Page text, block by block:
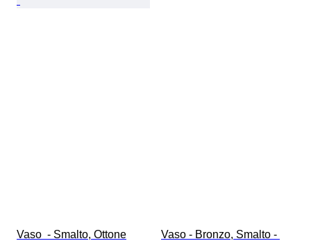
Vaso  - Smalto, Ottone
Vaso - Bronzo, Smalto -